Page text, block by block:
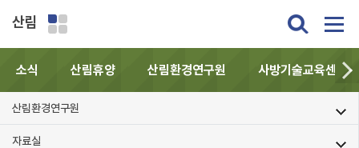
산림
소식 산림휴양 산림환경연구원 사방기술교육센터
산림환경연구원
자료실